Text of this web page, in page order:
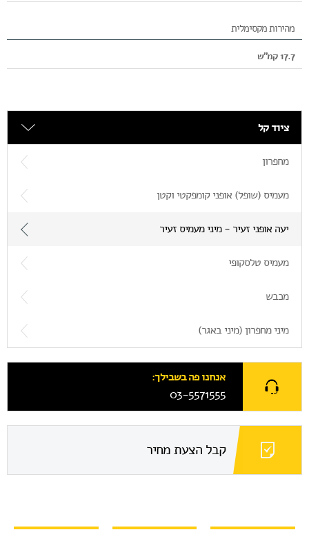
מהירות מקסימלית
17.7 קמ"ש
ציוד קל
מחפרון
מעמיס (שופל) אופני קומפקטי וקטן
יעה אופני זעיר - מיני מעמיס זעיר
מעמיס טלסקופי
מכבש
מיני מחפרון (מיני באגר)
אנחנו פה בשבילך:
03-5571555
קבל הצעת מחיר